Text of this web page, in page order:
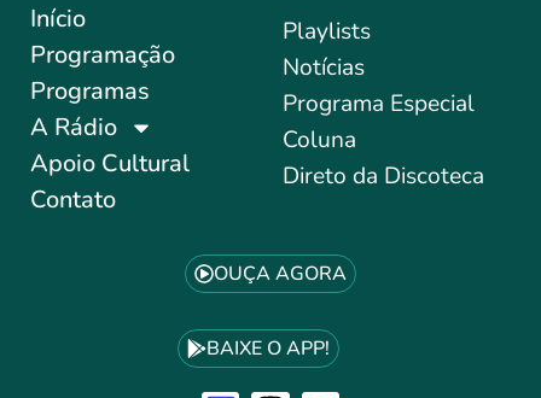
Início
Programação
Programas
A Rádio
Apoio Cultural
Contato
Playlists
Notícias
Programa Especial
Coluna
Direto da Discoteca
OUÇA AGORA
BAIXE O APP!